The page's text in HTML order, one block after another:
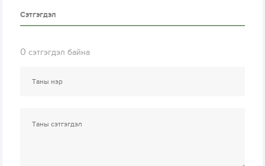
Сэтгэгдэл
0 сэтгэгдэл байна